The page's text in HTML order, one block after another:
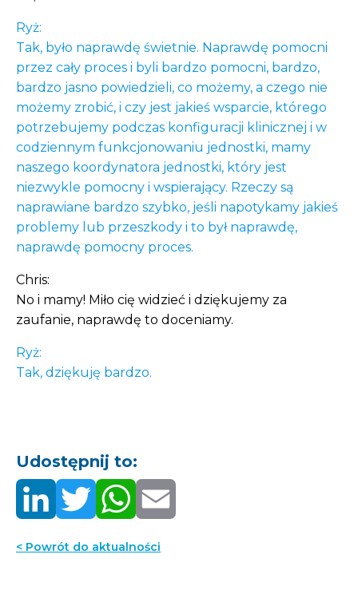
Ryż:
Tak, było naprawdę świetnie. Naprawdę pomocni
przez cały proces i byli bardzo pomocni, bardzo,
bardzo jasno powiedzieli, co możemy, a czego nie
możemy zrobić, i czy jest jakieś wsparcie, którego
potrzebujemy podczas konfiguracji klinicznej i w
codziennym funkcjonowaniu jednostki, mamy
naszego koordynatora jednostki, który jest
niezwykle pomocny i wspierający. Rzeczy są
naprawiane bardzo szybko, jeśli napotykamy jakieś
problemy lub przeszkody i to był naprawdę,
naprawdę pomocny proces.
Chris:
No i mamy! Miło cię widzieć i dziękujemy za
zaufanie, naprawdę to doceniamy.
Ryż:
Tak, dziękuję bardzo.
Udostępnij to:
< Powrót do aktualności